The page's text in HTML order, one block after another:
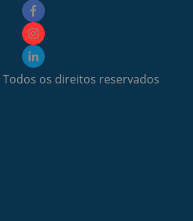
Todos os direitos reservados